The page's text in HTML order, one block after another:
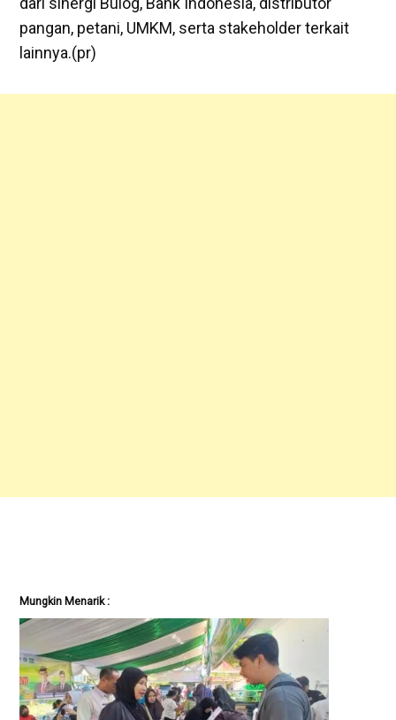
pangan, petani, UMKM, serta stakeholder terkait
lainnya.(pr)
Mungkin Menarik :